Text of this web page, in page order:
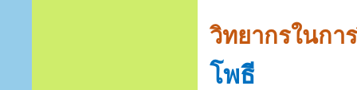
วิทยากรในกา
โพธี